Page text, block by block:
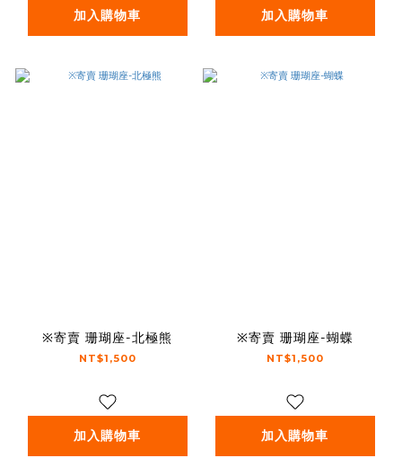
加入購物車 加入購物車
※寄賣 珊瑚座-北極熊
NT$1,500
加入購物車
※寄賣 珊瑚座-蝴蝶
NT$1,500
加入購物車